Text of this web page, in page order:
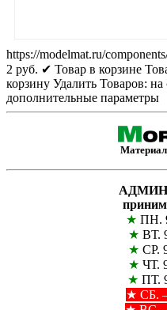
https://modelmat.ru/
2 руб. ✔ Товар в корзине
корзину Удалить Товаров: на
дополнительные параметры
★ ПН.
★ ВТ.
★ СР.
★ ЧТ.
★ ПТ.
★ СБ.